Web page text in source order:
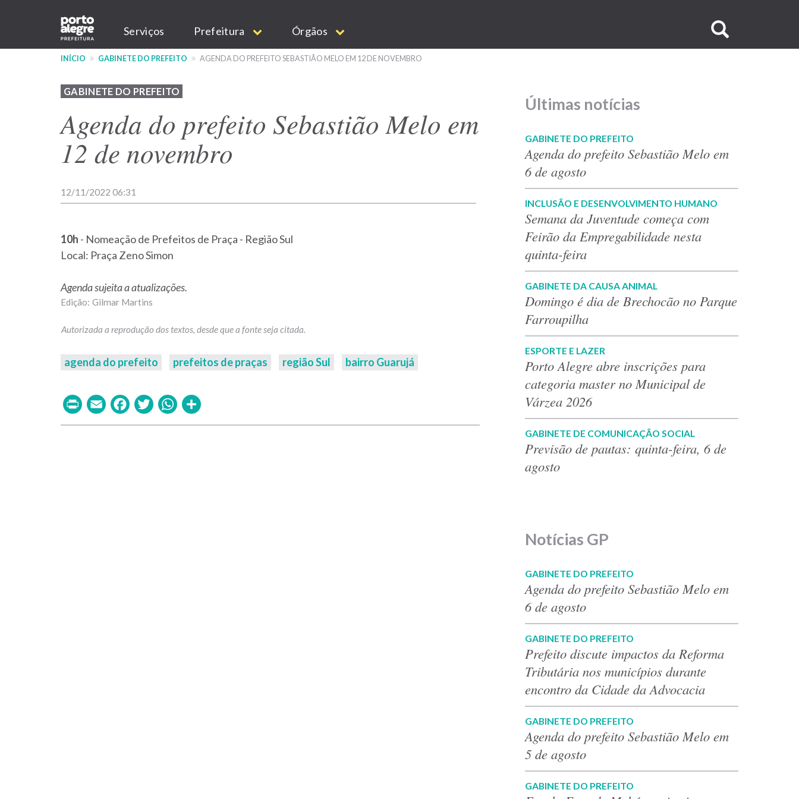
conteúdo
Main
navigation
Serviços Prefeitura Órgãos
no
INÍCIO GABINETE DO PREFEITO AGENDA DO PREFEITO SEBASTIÃO MELO EM 12 DE NOVEMBRO
GABINETE DO PREFEITO
Agenda do prefeito Sebastião Melo em
12 de novembro
12/11/2022 06:31
10h - Nomeação de Prefeitos de Praça - Região Sul
Local: Praça Zeno Simon
Agenda sujeita a atualizações.
Gilmar Martins
agenda do prefeito prefeitos de praças região Sul bairro Guarujá
PrintEmailFacebook
TwitterWhatsApp
Últimas notícias
GABINETE DO PREFEITO
Agenda do prefeito Sebastião Melo em
6 de agosto
INCLUSÃO E DESENVOLVIMENTO HUMANO
Semana da Juventude começa com
Feirão da Empregabilidade nesta
quinta-feira
GABINETE DA CAUSA ANIMAL
Domingo é dia de Brechocão no Parque
Farroupilha
ESPORTE E LAZER
Porto Alegre abre inscrições para
categoria master no Municipal de
Várzea 2026
GABINETE DE COMUNICAÇÃO SOCIAL
Previsão de pautas: quinta-feira, 6 de
agosto
Notícias GP
GABINETE DO PREFEITO
Agenda do prefeito Sebastião Melo em
6 de agosto
GABINETE DO PREFEITO
Prefeito discute impactos da Reforma
Tributária nos municípios durante
encontro da Cidade da Advocacia
GABINETE DO PREFEITO
Agenda do prefeito Sebastião Melo em
5 de agosto
GABINETE DO PREFEITO